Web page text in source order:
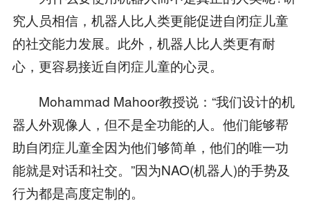
究人员相信，机器人比人类更能促进自闭症儿童
的社交能力发展。此外，机器人比人类更有耐
心，更容易接近自闭症儿童的心灵。
Mohammad Mahoor教授说：“我们设计的机
器人外观像人，但不是全功能的人。他们能够帮
助自闭症儿童全因为他们够简单，他们的唯一功
能就是对话和社交。”因为NAO(机器人)的手势及
行为都是高度定制的。